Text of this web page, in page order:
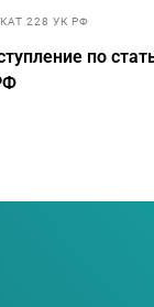
228 УК РФ
по